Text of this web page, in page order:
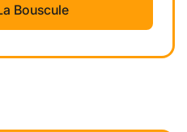
Bouscule